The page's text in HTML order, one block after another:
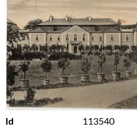
Id
113540